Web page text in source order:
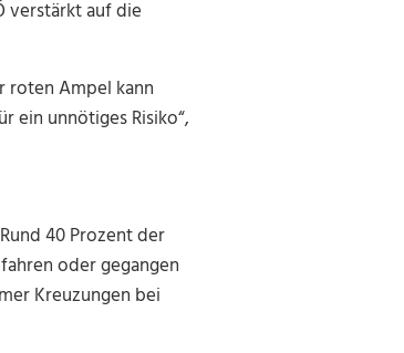
verstärkt auf die
roten Ampel kann
ein unnötiges Risiko“,
40 Prozent der
oder gegangen
Kreuzungen bei